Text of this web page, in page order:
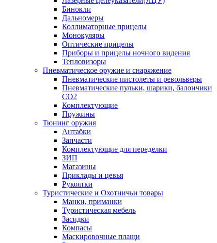
Бинокли
Дальномеры
Коллиматорные прицелы
Монокуляры
Оптические прицелы
Приборы и прицелы ночного видения
Тепловизоры
Пневматическое оружие и снаряжение
Пневматические пистолеты и револьверы
Пневматические пульки, шарики, балончики
CO2
Комплектующие
Пружины
Тюнинг оружия
Антабки
Запчасти
Комплектующие для переделки
ЗИП
Магазины
Приклады и цевья
Рукоятки
Туристические и Охотничьи товары
Манки, приманки
Туристическая мебель
Засидки
Компасы
Маскировочные плащи